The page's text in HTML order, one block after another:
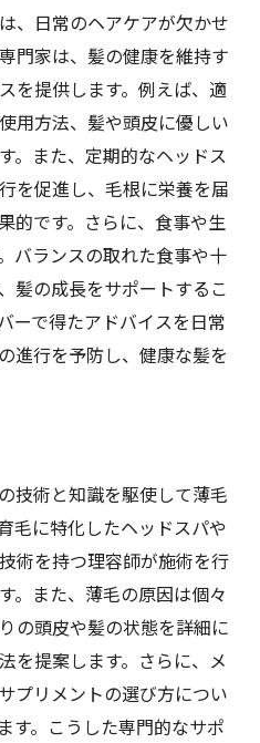
、日常のヘアケアが欠かせ
門家は、髪の健康を維持す
を提供します。例えば、適
用方法、髪や頭皮に優しい
。また、定期的なヘッドス
を促進し、毛根に栄養を届
的です。さらに、食事や生
バランスの取れた食事や十
髪の成長をサポートするこ
ーで得たアドバイスを日常
進行を予防し、健康な髪を
技術と知識を駆使して薄毛
毛に特化したヘッドスパや
術を持つ理容師が施術を行
。また、薄毛の原因は個々
の頭皮や髪の状態を詳細に
を提案します。さらに、メ
プリメントの選び方につい
す。こうした専門的なサポ